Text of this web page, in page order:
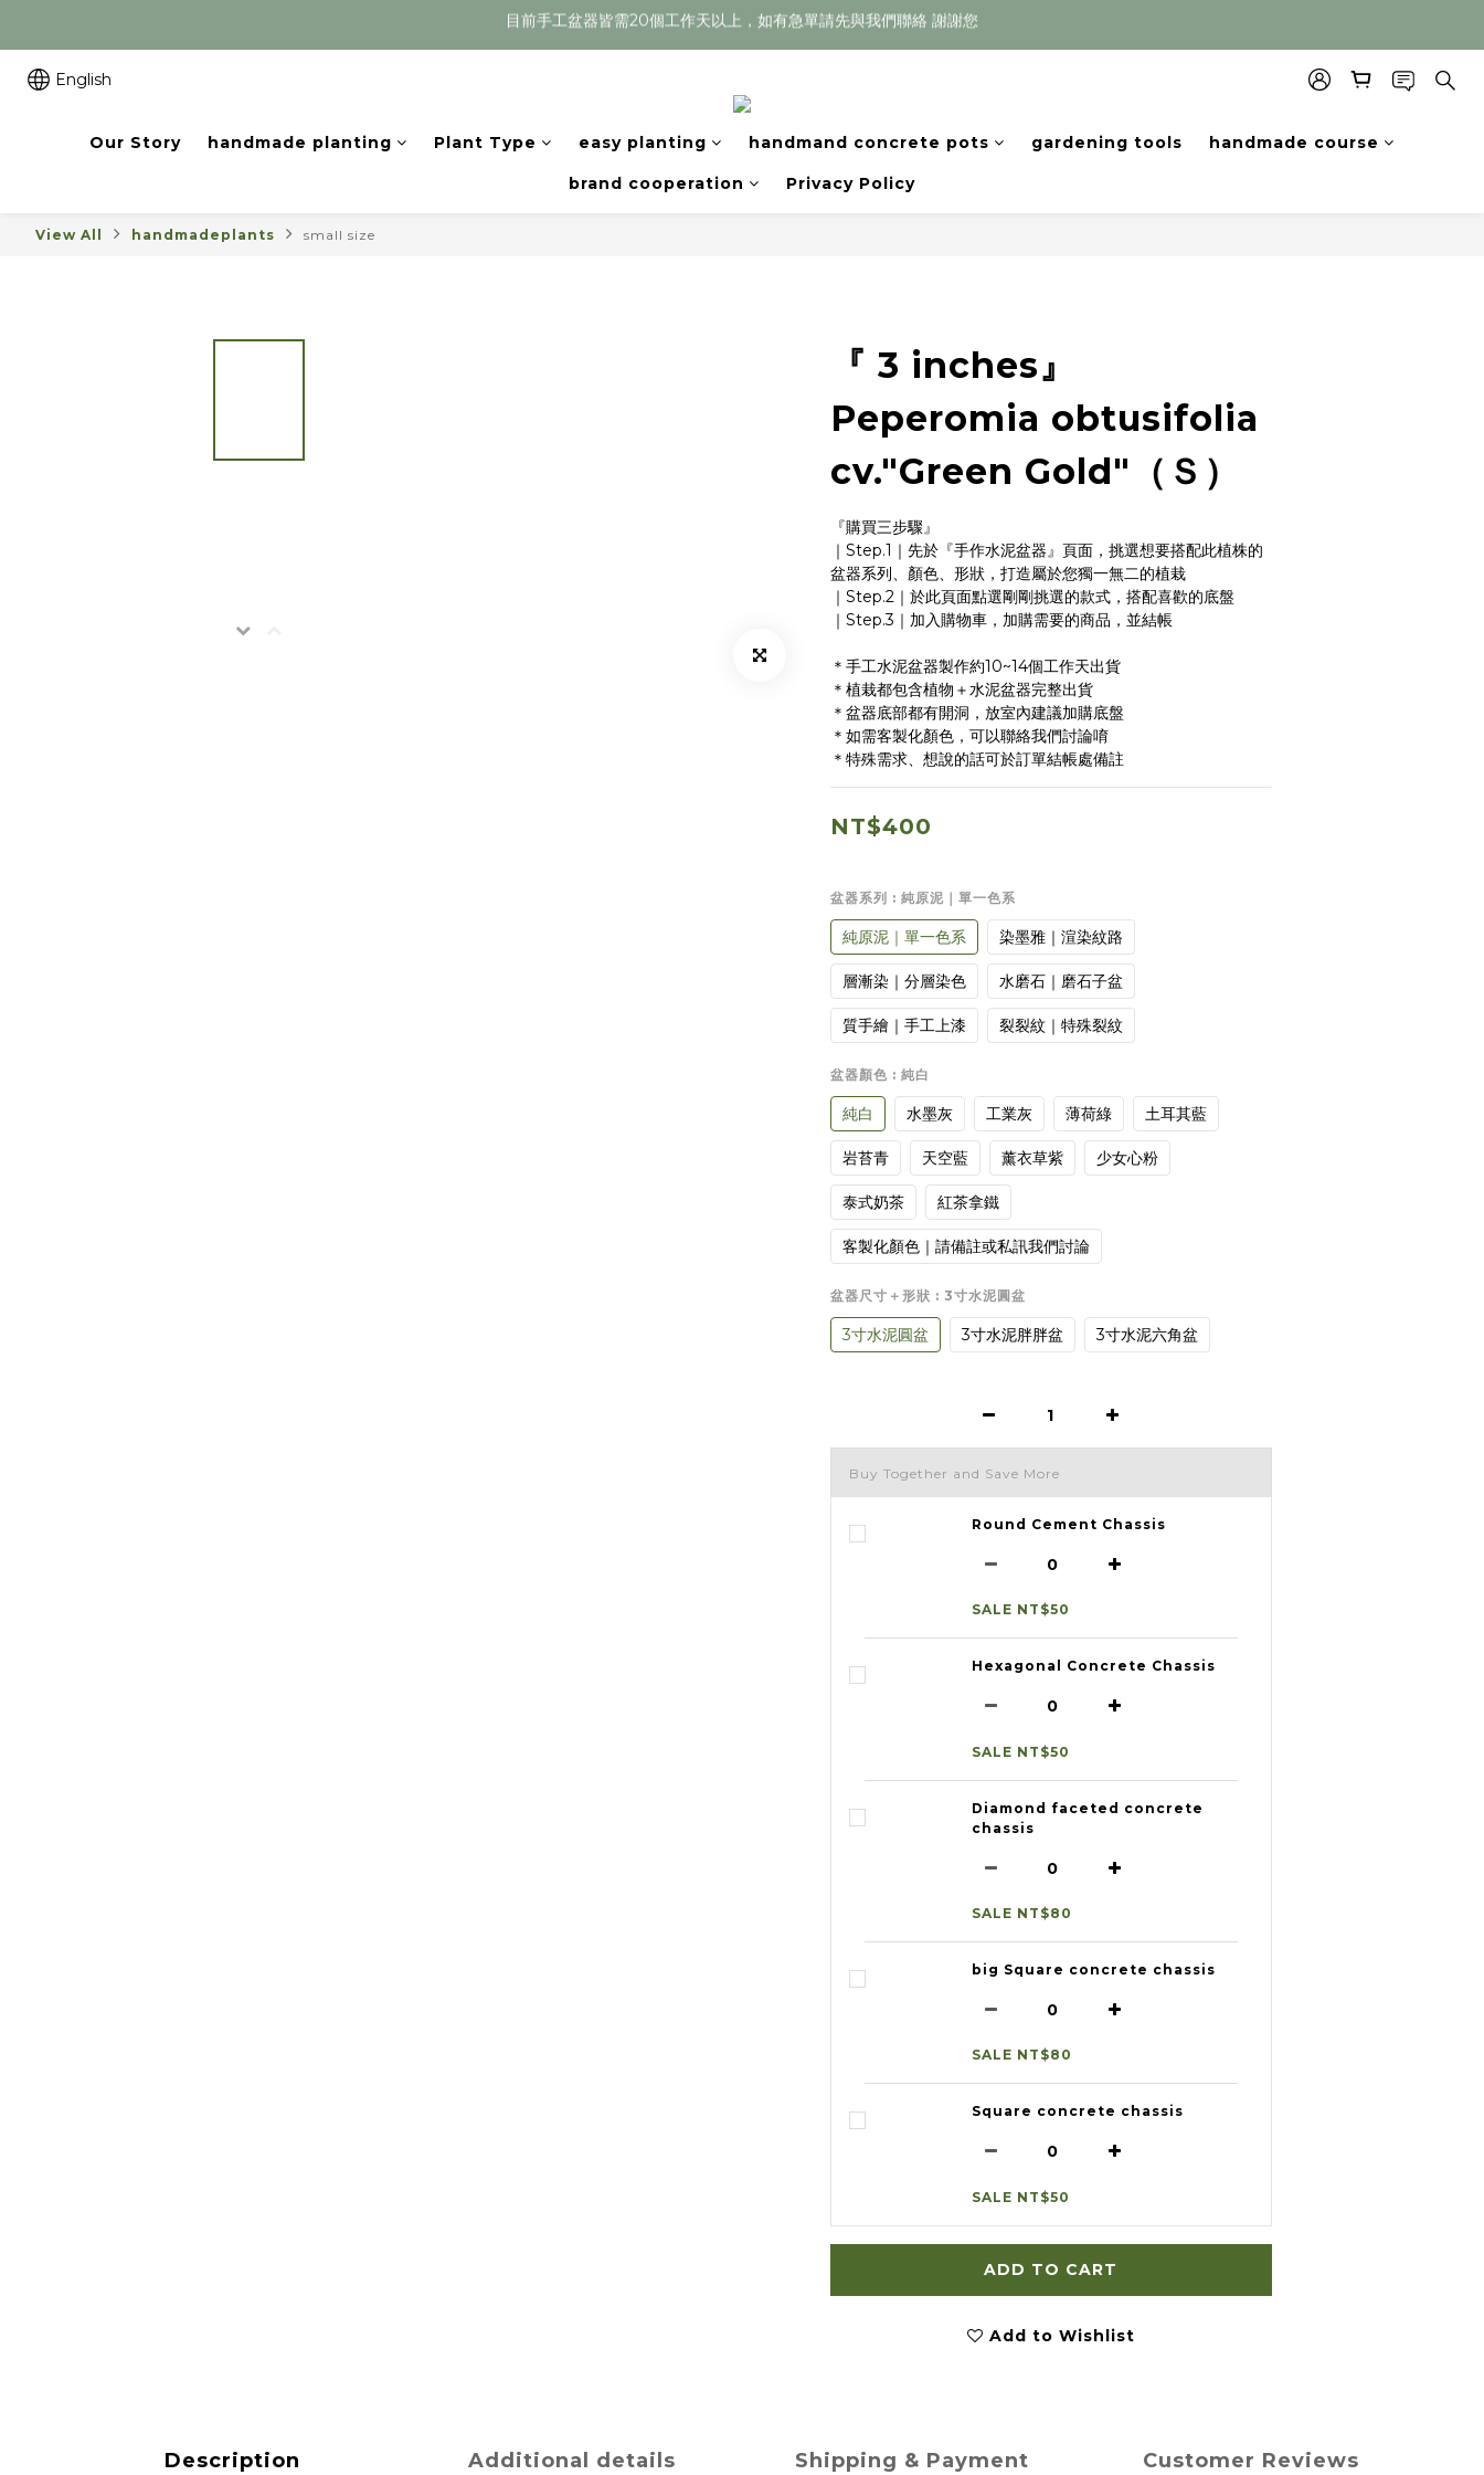
目前手工盆器皆需20個工作天以上，如有急單請先與我們聯絡 謝謝您
Welcome
English
Our Story handmade planting Plant Type easy planting handmand concrete pots gardening tools handmade course
brand cooperation Privacy Policy
View All handmadeplants small size
『 3 inches』
Peperomia obtusifolia
cv."Green Gold"（Ｓ）
『購買三步驟』
｜Step.1｜先於『手作水泥盆器』頁面，挑選想要搭配此植株的
盆器系列、顏色、形狀，打造屬於您獨一無二的植栽
｜Step.2｜於此頁面點選剛剛挑選的款式，搭配喜歡的底盤
｜Step.3｜加入購物車，加購需要的商品，並結帳
＊手工水泥盆器製作約10~14個工作天出貨
＊植栽都包含植物＋水泥盆器完整出貨
＊盆器底部都有開洞，放室內建議加購底盤
＊如需客製化顏色，可以聯絡我們討論唷
＊特殊需求、想說的話可於訂單結帳處備註
NT$400
盆器系列 : 純原泥｜單一色系
純原泥｜單一色系 染墨雅｜渲染紋路
層漸染｜分層染色 水磨石｜磨石子盆
質手繪｜手工上漆 裂裂紋｜特殊裂紋
盆器顏色 : 純白
純白 水墨灰 工業灰 薄荷綠 土耳其藍
岩苔青 天空藍 薰衣草紫 少女心粉
泰式奶茶 紅茶拿鐵
客製化顏色｜請備註或私訊我們討論
盆器尺寸＋形狀 : 3寸水泥圓盆
3寸水泥圓盆 3寸水泥胖胖盆 3寸水泥六角盆
Buy Together and Save More
Round Cement Chassis
SALE NT$50
Hexagonal Concrete Chassis
SALE NT$50
Diamond faceted concrete
chassis
SALE NT$80
big Square concrete chassis
SALE NT$80
Square concrete chassis
SALE NT$50
ADD TO CART
Add to Wishlist
Description Additional details Shipping & Payment Customer Reviews